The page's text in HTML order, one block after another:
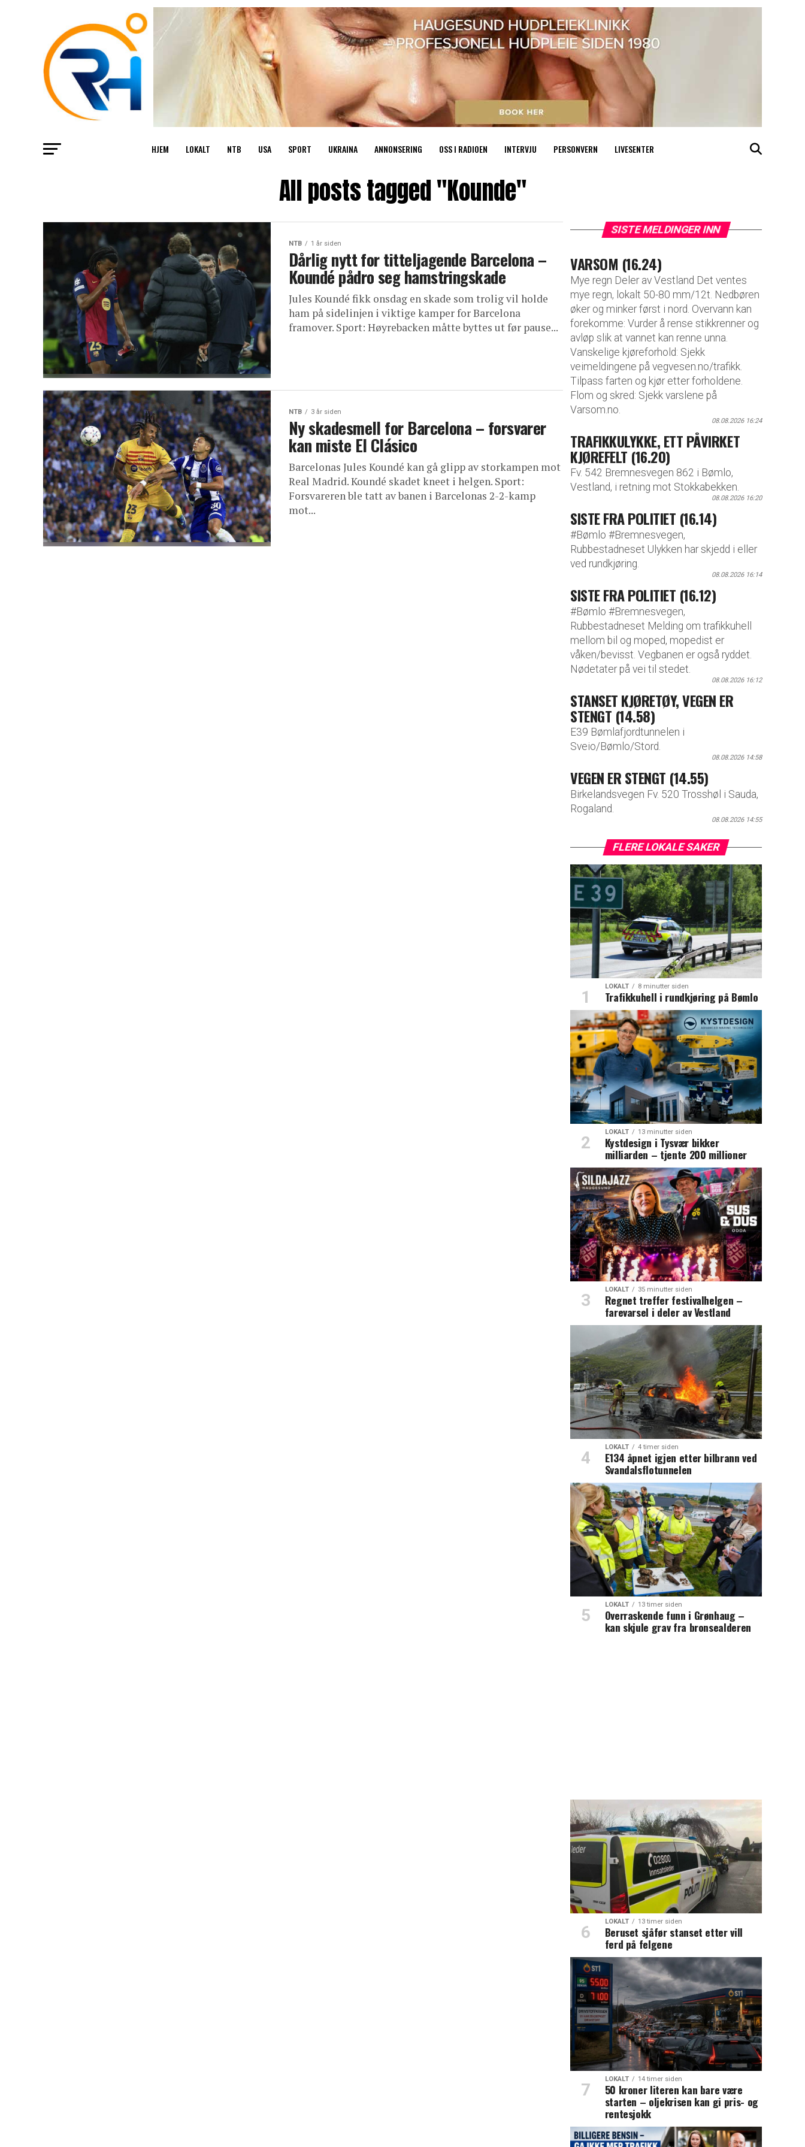
HJEM LOKALT NTB USA SPORT UKRAINA ANNONSERING OSS I RADIOEN INTERVJU PERSONVERN LIVESENTER
All posts tagged "Kounde"
NTB 1 år siden
Dårlig nytt for titteljagende Barcelona –
Koundé pådro seg hamstringskade
Jules Koundé fikk onsdag en skade som trolig vil holde
ham på sidelinjen i viktige kamper for Barcelona
framover. Sport: Høyrebacken måtte byttes ut før pause...
NTB 3 år siden
Ny skadesmell for Barcelona – forsvarer
kan miste El Clásico
Barcelonas Jules Koundé kan gå glipp av storkampen mot
Real Madrid. Koundé skadet kneet i helgen. Sport:
Forsvareren ble tatt av banen i Barcelonas 2-2-kamp
mot...
SISTE MELDINGER INN
VARSOM (16.24)
Mye regn Deler av Vestland Det ventes
mye regn, lokalt 50-80 mm/12t. Nedbøren
øker og minker først i nord. Overvann kan
forekomme: Vurder å rense stikkrenner og
avløp slik at vannet kan renne unna.
Vanskelige kjøreforhold: Sjekk
veimeldingene på vegvesen.no/trafikk.
Tilpass farten og kjør etter forholdene.
Flom og skred: Sjekk varslene på
Varsom.no.
08.08.2026 16:24
TRAFIKKULYKKE, ETT PÅVIRKET
KJØREFELT (16.20)
Fv. 542 Bremnesvegen 862 i Bømlo,
Vestland, i retning mot Stokkabekken.
08.08.2026 16:20
SISTE FRA POLITIET (16.14)
#Bømlo #Bremnesvegen,
Rubbestadneset Ulykken har skjedd i eller
ved rundkjøring.
08.08.2026 16:14
SISTE FRA POLITIET (16.12)
#Bømlo #Bremnesvegen,
Rubbestadneset Melding om trafikkuhell
mellom bil og moped, mopedist er
våken/bevisst. Vegbanen er også ryddet.
Nødetater på vei til stedet.
08.08.2026 16:12
STANSET KJØRETØY, VEGEN ER
STENGT (14.58)
E39 Bømlafjordtunnelen i
Sveio/Bømlo/Stord.
08.08.2026 14:58
VEGEN ER STENGT (14.55)
Birkelandsvegen Fv. 520 Trosshøl i Sauda,
Rogaland.
08.08.2026 14:55
FLERE LOKALE SAKER
LOKALT 8 minutter siden
Trafikkuhell i rundkjøring på Bømlo
LOKALT 13 minutter siden
Kystdesign i Tysvær bikker
milliarden – tjente 200 millioner
LOKALT 35 minutter siden
Regnet treffer festivalhelgen –
farevarsel i deler av Vestland
LOKALT 4 timer siden
E134 åpnet igjen etter bilbrann ved
Svandalsflotunnelen
LOKALT 13 timer siden
Overraskende funn i Grønhaug –
kan skjule grav fra bronsealderen
LOKALT 13 timer siden
Beruset sjåfør stanset etter vill
ferd på felgene
LOKALT 14 timer siden
50 kroner literen kan bare være
starten – oljekrisen kan gi pris- og
rentesjokk